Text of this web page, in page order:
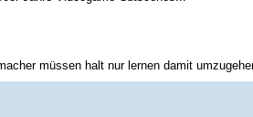
müssen halt nur lernen damit